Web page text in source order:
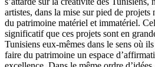
artistes, dans la mise sur pied de projets
du patrimoine matériel et immatériel.
significatif que ces projets sont en
Tunisiens eux-mêmes dans le sens où
faire du patrimoine un espace